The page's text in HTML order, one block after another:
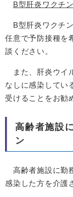
B型肝炎ワクチ
B型肝炎ワクチン
任意で予防接種を
談ください。
また、肝炎ウイ
なしに感染してい
受けることをお勧
高齢者施設
ン
高齢者施設に勤
感染した方を介護